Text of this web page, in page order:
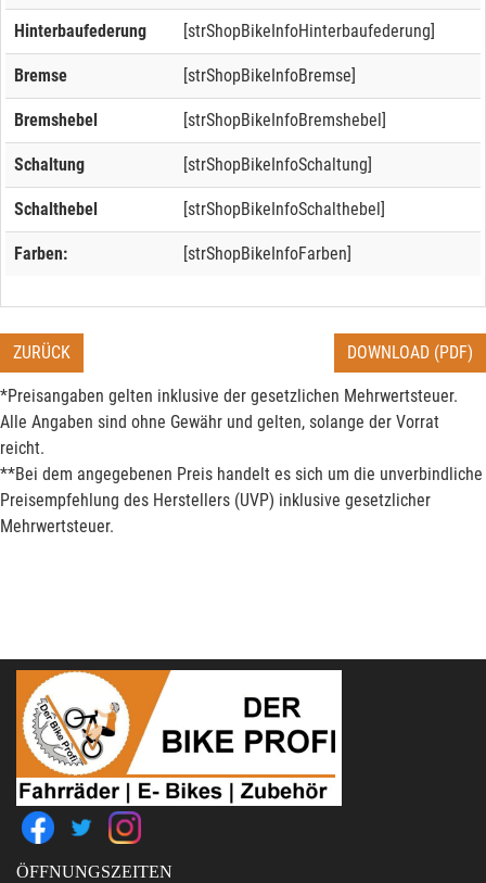
Hinterbaufederung [strShopBikeInfoHinterbaufederung]
Bremse [strShopBikeInfoBremse]
Bremshebel [strShopBikeInfoBremshebel]
Schaltung [strShopBikeInfoSchaltung]
Schalthebel [strShopBikeInfoSchalthebel]
Farben: [strShopBikeInfoFarben]
ZURÜCK DOWNLOAD (PDF)
*Preisangaben gelten inklusive der gesetzlichen Mehrwertsteuer.
Alle Angaben sind ohne Gewähr und gelten, solange der Vorrat
reicht.
**Bei dem angegebenen Preis handelt es sich um die unverbindliche
Preisempfehlung des Herstellers (UVP) inklusive gesetzlicher
Mehrwertsteuer.
ÖFFNUNGSZEITEN